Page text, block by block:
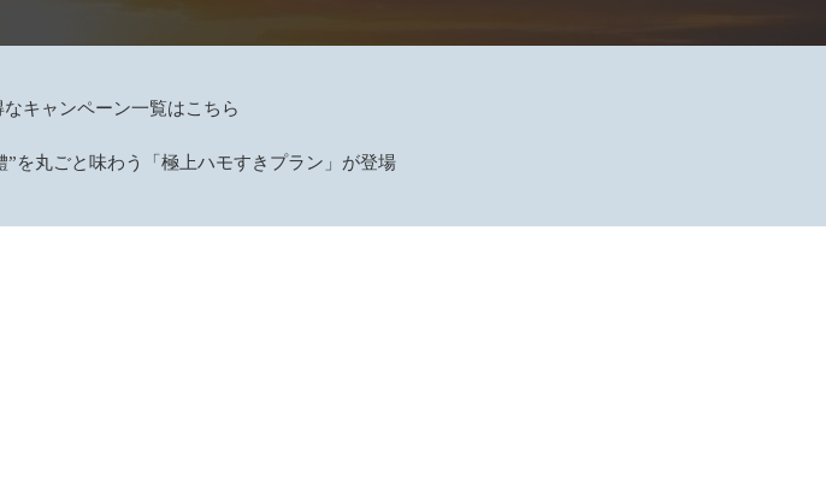
キャンペーン一覧はこちら
”を丸ごと味わう「極上ハモすきプラン」が登場